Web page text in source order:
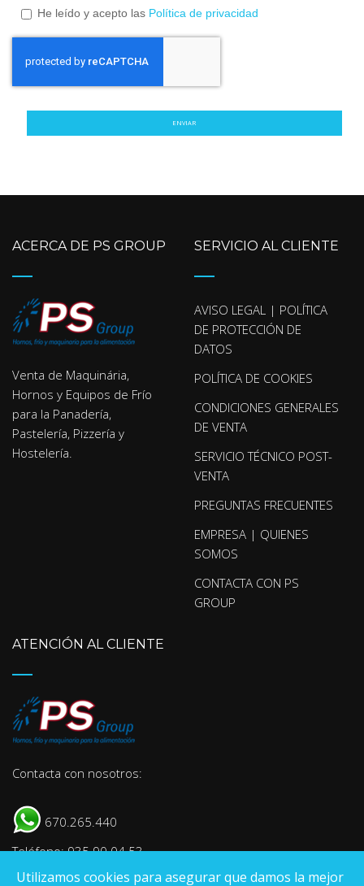
He leído y acepto las Política de privacidad
ENVIAR
ACERCA DE PS GROUP
Venta de Maquinária,
Hornos y Equipos de Frío
para la Panadería,
Pastelería, Pizzería y
Hostelería.
SERVICIO AL CLIENTE
AVISO LEGAL | POLÍTICA
DE PROTECCIÓN DE
DATOS
POLÍTICA DE COOKIES
CONDICIONES GENERALES
DE VENTA
SERVICIO TÉCNICO POST-
VENTA
PREGUNTAS FRECUENTES
EMPRESA | QUIENES
SOMOS
CONTACTA CON PS
GROUP
ATENCIÓN AL CLIENTE
Contacta con nosotros:
670.265.440
Teléfono: 935 90 04 53
E-mail:info@psgroup.es
Utilizamos cookies para asegurar que damos la mejor